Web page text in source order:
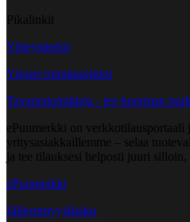
Pikalinkit
Yhteystiedot
Yleiset toimitusehdot
Tavarantoimittaja - tee kuorman
ePuumerkki on verkkotilausportaali
yritysasiakkaillemme – selaa
ja tee tilauksesi helposti juuri silloin,
ePuumerkki
Jälleenmyyjähaku